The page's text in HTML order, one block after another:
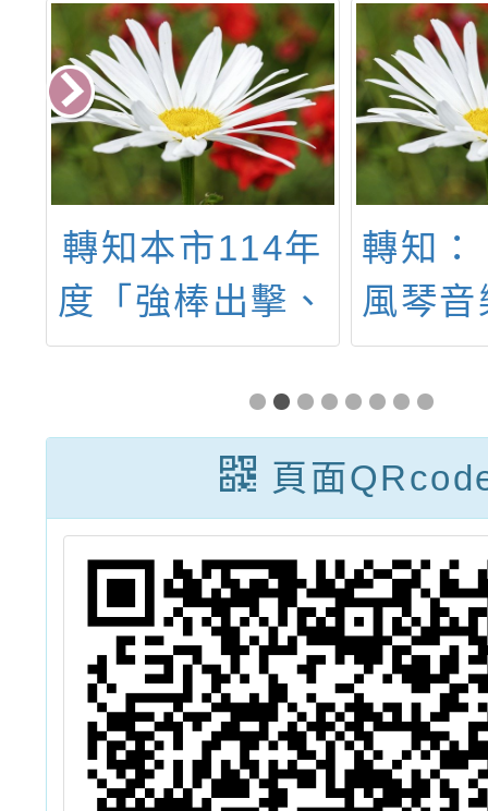
轉知本市114年
度「強棒出擊、
霸凌出局」友善
校園宣導活動實
施計畫1份。
轉知
風琴
露的
頁面